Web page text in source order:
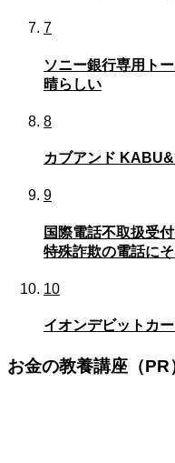
7
ソニー銀行専用ト
晴らしい
8
カブアンド
9
国際電話不取扱受
特殊詐欺の電話に
10
イオンデビットカ
お金の教養講座（PR